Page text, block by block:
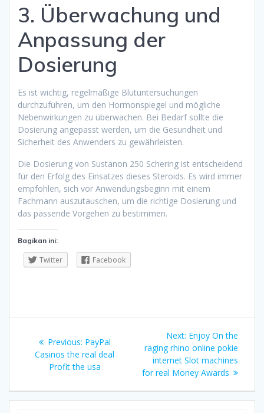
3. Überwachung und
Anpassung der
Dosierung
Es ist wichtig, regelmäßige Blutuntersuchungen
durchzuführen, um den Hormonspiegel und mögliche
Nebenwirkungen zu überwachen. Bei Bedarf sollte die
Dosierung angepasst werden, um die Gesundheit und
Sicherheit des Anwenders zu gewährleisten.
Die Dosierung von Sustanon 250 Schering ist entscheidend
für den Erfolg des Einsatzes dieses Steroids. Es wird immer
empfohlen, sich vor Anwendungsbeginn mit einem
Fachmann auszutauschen, um die richtige Dosierung und
das passende Vorgehen zu bestimmen.
Bagikan ini:
Twitter Facebook
pos Previous: Previous
post:
PayPal
Casinos the real deal
Profit the usa
Next: Next
post:
Enjoy On the
raging rhino online pokie
internet Slot machines
for real Money Awards